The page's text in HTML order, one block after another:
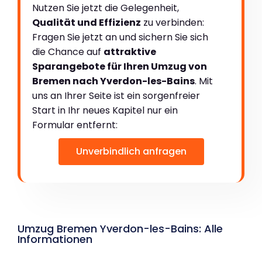
Nutzen Sie jetzt die Gelegenheit,
Qualität und Effizienz zu verbinden:
Fragen Sie jetzt an und sichern Sie sich
die Chance auf attraktive
Sparangebote für Ihren Umzug von
Bremen nach Yverdon-les-Bains. Mit
uns an Ihrer Seite ist ein sorgenfreier
Start in Ihr neues Kapitel nur ein
Formular entfernt:
Unverbindlich anfragen
Umzug Bremen Yverdon-les-Bains: Alle
Informationen